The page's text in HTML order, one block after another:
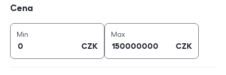
Cena
Min
CZK
Maxcena (
CZK